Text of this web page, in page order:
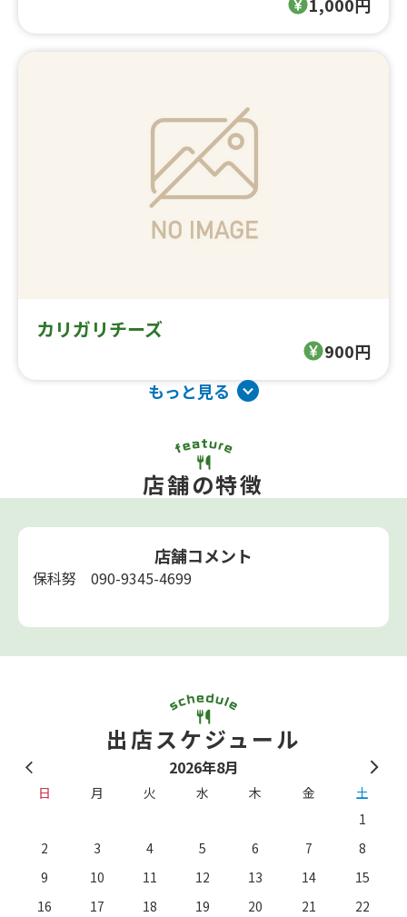
カリガリチーズ
900円
もっと見る
店舗の特徴
店舗コメント
保科努 090-9345-4699
出店スケジュール
2026年8月
日 月 火 水 木 金
土
1
2
3 4 5 6 7
8
9
10 11 12 13 14
15
16
17 18 19 20 21
22